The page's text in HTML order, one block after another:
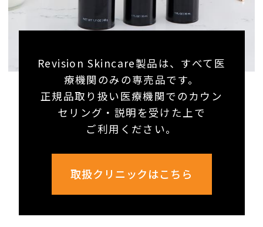
Revision Skincare製品は、すべて医
療機関のみの専売品です。
正規品取り扱い医療機関でのカウン
セリング・説明を受けた上で
ご利用ください。
取扱クリニックはこちら